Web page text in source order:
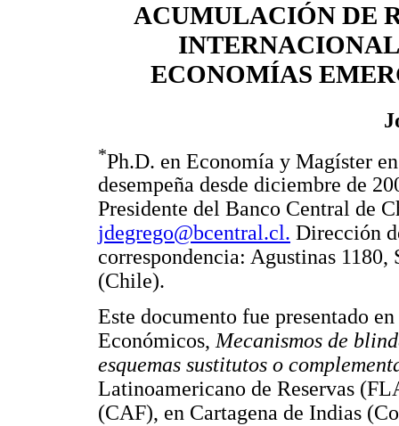
ACUMULACIÓN DE
ECONOMÍAS
*Ph.D. en Economía y Magíster
desempeña desde diciembre de
Presidente del Banco Central de
jdegrego@bcentral.cl. Dirección
correspondencia: Agustinas 1180,
(Chile).
Este documento fue presentado
Económicos, Mecanismos de
esquemas sustitutos o
Latinoamericano de Reservas
(CAF), en Cartagena de Indias